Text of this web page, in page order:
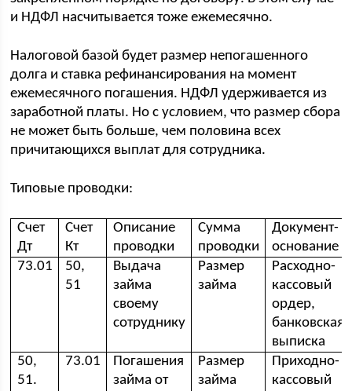
и НДФЛ насчитывается тоже ежемесячно.
Налоговой базой будет размер непогашенного
долга и ставка рефинансирования на момент
ежемесячного погашения. НДФЛ удерживается из
заработной платы. Но с условием, что размер сбора
не может быть больше, чем половина всех
причитающихся выплат для сотрудника.
Типовые проводки:
Счет
Дт
Счет
Кт
Описание
проводки
Сумма
проводки
Документ-
основание
73.01
50,
51
Выдача
займа
своему
сотруднику
Размер
займа
Расходно-
кассовый
ордер,
банковская
выписка
50,
51.
73.01
Погашения
займа от
Размер
займа
Приходно-
кассовый